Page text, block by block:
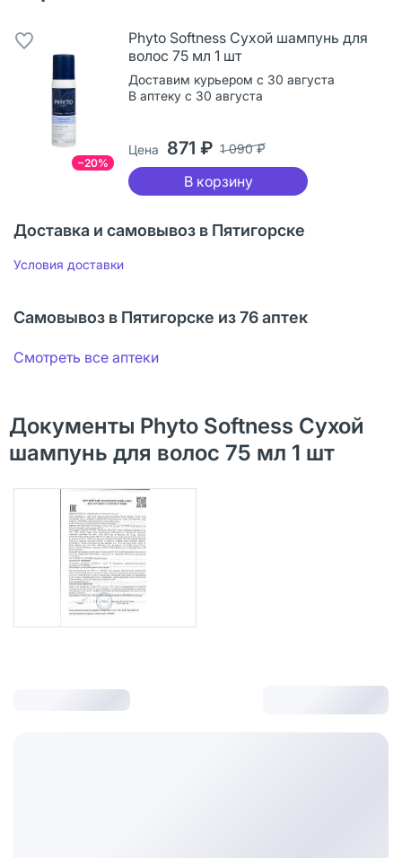
−20%
Phyto Softness Сухой шампунь для
волос 75 мл 1 шт
Доставим курьером с 30 августа
В аптеку с 30 августа
Цена 871 ₽ 1 090 ₽
В корзину
Доставка и самовывоз в Пятигорске
Условия доставки
Самовывоз в Пятигорске из 76 аптек
Смотреть все аптеки
Документы Phyto Softness Сухой
шампунь для волос 75 мл 1 шт